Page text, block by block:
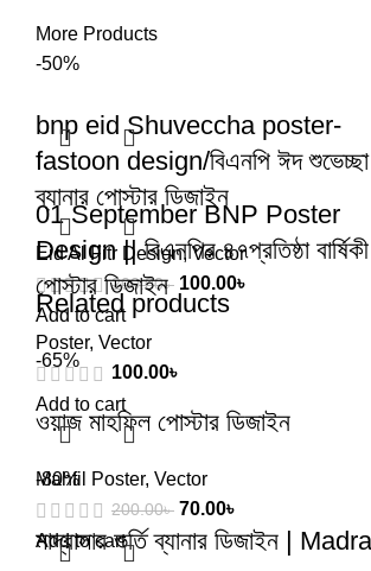
More Products
-50%
bnp eid Shuveccha poster-
fastoon design/বিএনপি ঈদ শুভেচ্ছা
ব্যানার পোস্টার ডিজাইন
Eid Al Fitr Design, Vector
200.00৳ 100.00৳
Add to cart
01 September BNP Poster
Design || বিএনপির ৪৭প্রতিষ্ঠা বার্ষিকী
পোস্টার ডিজাইন
Poster, Vector
100.00৳
Add to cart
Related products
-65%
ওয়াজ মাহফিল পোস্টার ডিজাইন
Mahfil Poster, Vector
200.00৳ 70.00৳
Add to cart
-80%
মাদ্রাসার ভর্তি ব্যানার ডিজাইন |